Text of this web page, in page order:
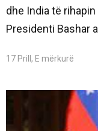
dhe India të
Presidenti Bashar
17 Prill, E mërkurë